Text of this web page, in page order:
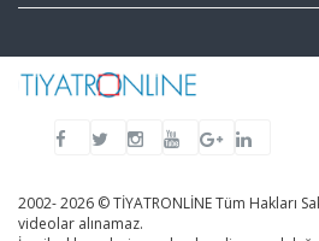
2002- 2026 © TİYATRONLİNE Tüm Hakları
videolar alınamaz.